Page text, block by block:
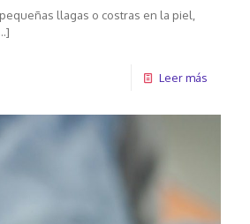
llagas o costras en la piel,
Leer más